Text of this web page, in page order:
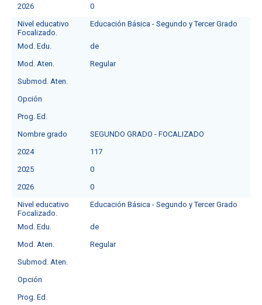
2026
0
Nivel educativo
Educación Básica - Segundo y Tercer Grado
Focalizado.
Mod. Edu.
de
Mod. Aten.
Regular
Submod. Aten.
Opción
Prog. Ed.
Nombre grado
SEGUNDO GRADO - FOCALIZADO
2024
117
2025
0
2026
0
Nivel educativo
Educación Básica - Segundo y Tercer Grado
Focalizado.
Mod. Edu.
de
Mod. Aten.
Regular
Submod. Aten.
Opción
Prog. Ed.